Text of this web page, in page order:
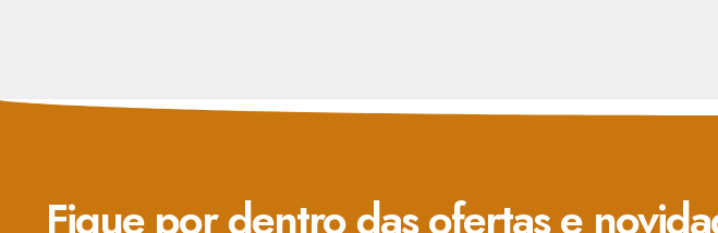
Fique por dentro das ofertas e